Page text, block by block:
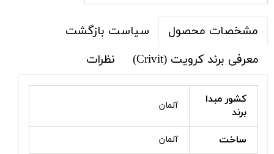
مشخصات محصول
سیاست بازگشت
معرفی برند کرویت (Crivit)
نظرات
کشور مبدا
برند
آلمان
ساخت آلمان